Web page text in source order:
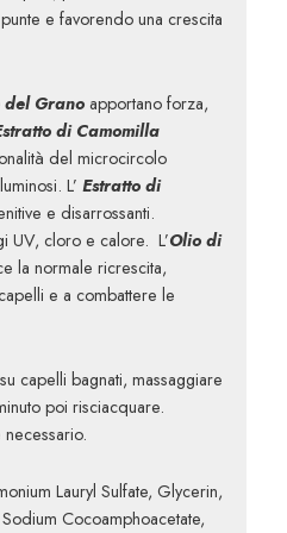
e favorendo una crescita
del Grano apportano forza,
di Camomilla
del microcircolo
L’ Estratto di
e disarrossanti.
UV, cloro e calore. L’Olio di
la normale ricrescita,
e a combattere le
capelli bagnati, massaggiare
poi risciacquare.
Lauryl Sulfate, Glycerin,
Cocoamphoacetate,